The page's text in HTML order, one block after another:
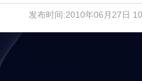
发布时间:2010年06月27日